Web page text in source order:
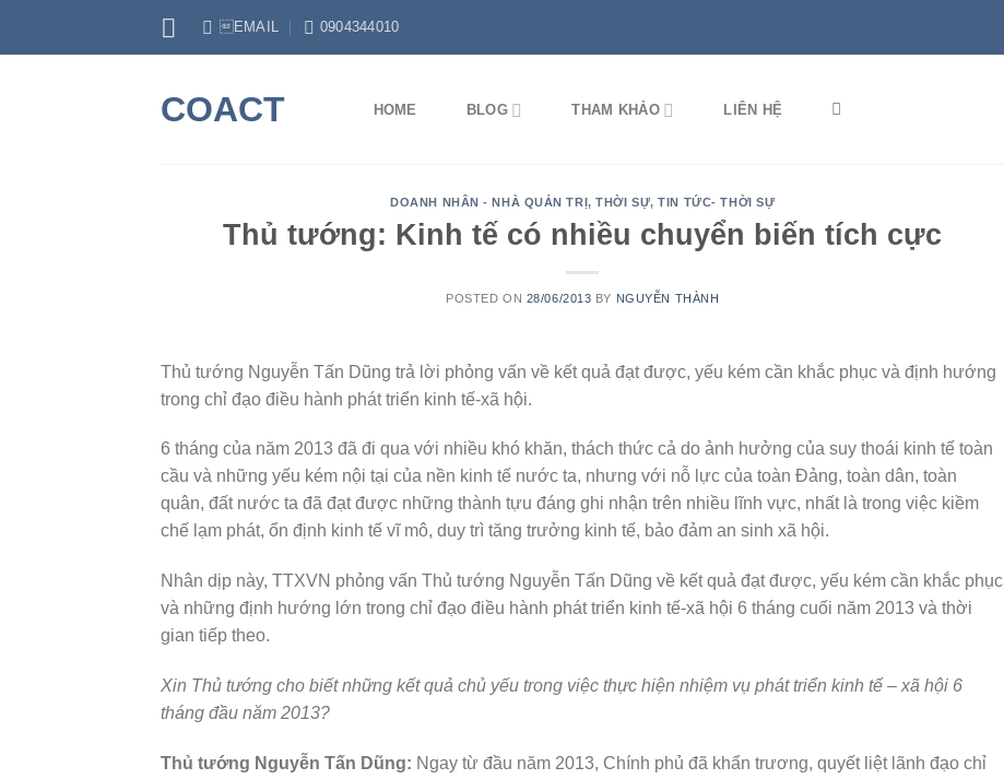
EMAIL 0904344010
COACT HOME BLOG THAM KHẢO LIÊN HỆ
DOANH NHÂN - NHÀ QUẢN TRỊ,THỜI SỰ,TIN TỨC- THỜI SỰ
Thủ tướng: Kinh tế có nhiều chuyển biến tích cực
POSTED ON 28/06/2013 BY NGUYỄN THÀNH
Thủ tướng Nguyễn Tấn Dũng trả lời phỏng vấn về kết quả đạt được, yếu kém cần khắc phục và định hướng
trong chỉ đạo điều hành phát triển kinh tế-xã hội.
6 tháng của năm 2013 đã đi qua với nhiều khó khăn, thách thức cả do ảnh hưởng của suy thoái kinh tế toàn
cầu và những yếu kém nội tại của nền kinh tế nước ta, nhưng với nỗ lực của toàn Đảng, toàn dân, toàn
quân, đất nước ta đã đạt được những thành tựu đáng ghi nhận trên nhiều lĩnh vực, nhất là trong việc kiềm
chế lạm phát, ổn định kinh tế vĩ mô, duy trì tăng trưởng kinh tế, bảo đảm an sinh xã hội.
Nhân dịp này, TTXVN phỏng vấn Thủ tướng Nguyễn Tấn Dũng về kết quả đạt được, yếu kém cần khắc phục
và những định hướng lớn trong chỉ đạo điều hành phát triển kinh tế-xã hội 6 tháng cuối năm 2013 và thời
gian tiếp theo.
Xin Thủ tướng cho biết những kết quả chủ yếu trong việc thực hiện nhiệm vụ phát triển kinh tế – xã hội 6
tháng đầu năm 2013?
Thủ tướng Nguyễn Tấn Dũng: Ngay từ đầu năm 2013, Chính phủ đã khẩn trương, quyết liệt lãnh đạo chỉ